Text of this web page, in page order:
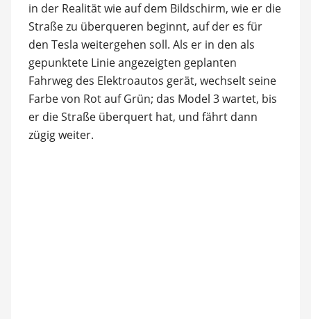
in der Realität wie auf dem Bildschirm, wie er die
Straße zu überqueren beginnt, auf der es für
den Tesla weitergehen soll. Als er in den als
gepunktete Linie angezeigten geplanten
Fahrweg des Elektroautos gerät, wechselt seine
Farbe von Rot auf Grün; das Model 3 wartet, bis
er die Straße überquert hat, und fährt dann
zügig weiter.